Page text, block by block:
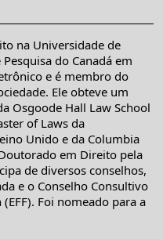
na Universidade de
do Canadá em
e é membro do
Ele obteve um
Osgoode Hall Law School
of Laws da
Unido e da Columbia
em Direito pela
de diversos conselhos,
e o Conselho Consultivo
Foi nomeado para a